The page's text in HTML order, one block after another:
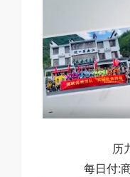
历
每日付: